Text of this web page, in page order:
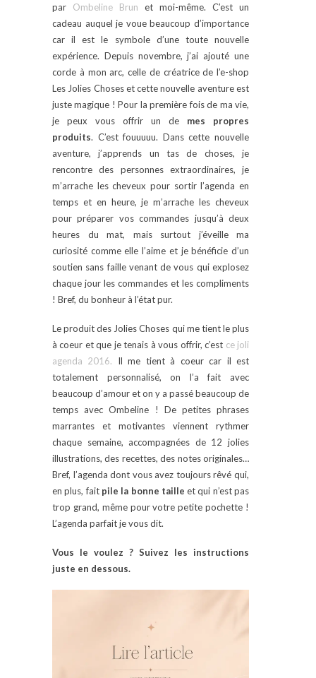
par Ombeline Brun et moi-même. C’est un
cadeau auquel je voue beaucoup d’importance
car il est le symbole d’une toute nouvelle
expérience. Depuis novembre, j’ai ajouté une
corde à mon arc, celle de créatrice de l’e-shop
Les Jolies Choses et cette nouvelle aventure est
juste magique ! Pour la première fois de ma vie,
je peux vous offrir un de mes propres
produits. C’est fouuuuu. Dans cette nouvelle
aventure, j’apprends un tas de choses, je
rencontre des personnes extraordinaires, je
m’arrache les cheveux pour sortir l’agenda en
temps et en heure, je m’arrache les cheveux
pour préparer vos commandes jusqu’à deux
heures du mat, mais surtout j’éveille ma
curiosité comme elle l’aime et je bénéficie d’un
soutien sans faille venant de vous qui explosez
chaque jour les commandes et les compliments
! Bref, du bonheur à l’état pur.
Le produit des Jolies Choses qui me tient le plus
à coeur et que je tenais à vous offrir, c’est ce joli
agenda 2016. Il me tient à coeur car il est
totalement personnalisé, on l’a fait avec
beaucoup d’amour et on y a passé beaucoup de
temps avec Ombeline ! De petites phrases
marrantes et motivantes viennent rythmer
chaque semaine, accompagnées de 12 jolies
illustrations, des recettes, des notes originales…
Bref, l’agenda dont vous avez toujours rêvé qui,
en plus, fait pile la bonne taille et qui n’est pas
trop grand, même pour votre petite pochette !
L’agenda parfait je vous dit.
Vous le voulez ? Suivez les instructions
juste en dessous.